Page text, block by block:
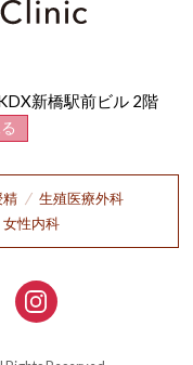
新橋駅前ビル 2階
精
生殖医療外科
女性内科